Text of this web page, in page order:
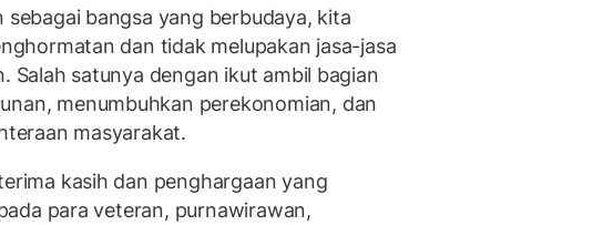
sebagai bangsa yang berbudaya, kita
dan tidak melupakan jasa-jasa
Salah satunya dengan ikut ambil bagian
menumbuhkan perekonomian, dan
masyarakat.
kasih dan penghargaan yang
para veteran, purnawirawan,